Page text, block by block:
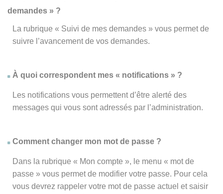
demandes » ?
La rubrique « Suivi de mes demandes » vous permet de
suivre l’avancement de vos demandes.
À quoi correspondent mes « notifications » ?
Les notifications vous permettent d’être alerté des
messages qui vous sont adressés par l’administration.
Comment changer mon mot de passe ?
Dans la rubrique « Mon compte », le menu « mot de
passe » vous permet de modifier votre passe. Pour cela
vous devrez rappeler votre mot de passe actuel et saisir